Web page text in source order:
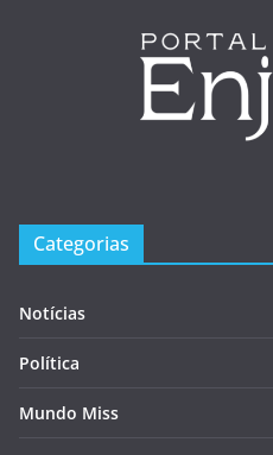
Categorias
Notícias
Política
Mundo Miss